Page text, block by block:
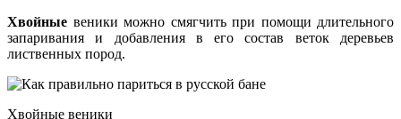
Хвойные веники можно смягчить при помощи длительного
запаривания и добавления в его состав веток деревьев
лиственных пород.
Хвойные веники